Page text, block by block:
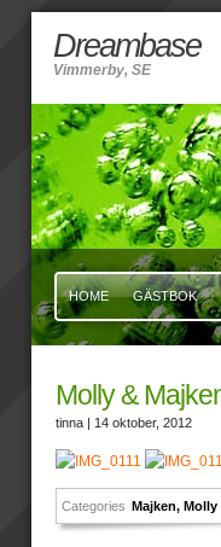
Dreambase
Vimmerby, SE
HOME GÄSTBOK
Molly &
tinna | 14 oktober, 2012
Categories Majken, Molly